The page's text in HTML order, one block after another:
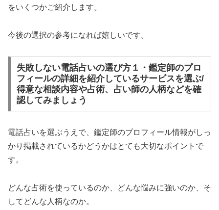
をいくつかご紹介します。
今後の選択の参考になれば嬉しいです。
失敗しない電話占いの選び方１・鑑定師のプロ
フィールの詳細を紹介しているサービスを選ぶ/
得意な相談内容や占術、占い師の人柄などを確
認してみましょう
電話占いを選ぶうえで、鑑定師のプロフィール情報がしっ
かり掲載されているかどうかはとても大切なポイントで
す。
どんな占術を使っているのか、どんな悩みに強いのか、そ
してどんな人柄なのか。